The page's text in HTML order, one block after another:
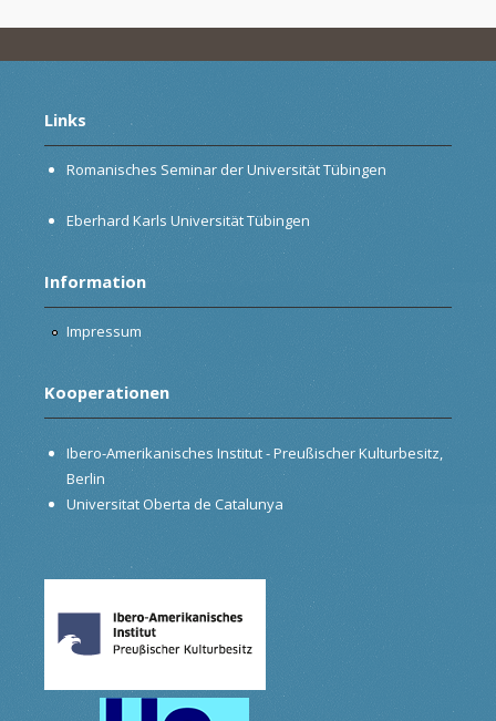
Links
Romanisches Seminar der Universität Tübingen
Eberhard Karls Universität Tübingen
Information
Impressum
Kooperationen
Ibero-Amerikanisches Institut - Preußischer Kulturbesitz,
Berlin
Universitat Oberta de Catalunya